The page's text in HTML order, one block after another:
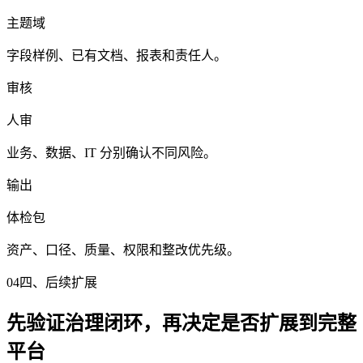
主题域
字段样例、已有文档、报表和责任人。
审核
人审
业务、数据、IT 分别确认不同风险。
输出
体检包
资产、口径、质量、权限和整改优先级。
04四、后续扩展
先验证治理闭环，再决定是否扩展到完整
平台